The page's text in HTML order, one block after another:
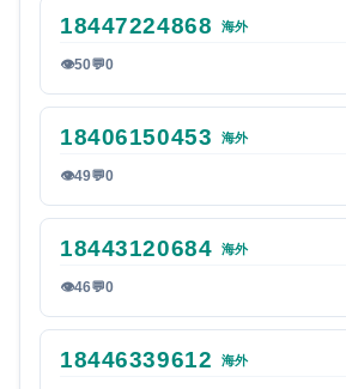
18447224868 海外
👁50💬0
18406150453 海外
👁49💬0
18443120684 海外
👁46💬0
18446339612 海外